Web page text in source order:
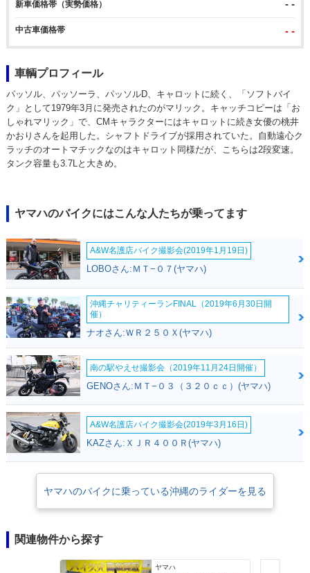
新車価格帯（実勢価格） - -
中古車価格帯 - -
車輌プロフィール
パッソル、パッソーラ、パッソルD、キャロットに続く、「ソフトバイ
ク」として1979年3月に発売されたのがマリック。キャッチコピーは「お
しゃれマリック」で、CMキャラクターにはキャロットに続き女優の桃井
かおりさんを起用した。シャフトドライブが採用されていた。自動遠心ク
ラッチのオートマチックなのはキャロット同様だが、こちらは2段変速。
タンク容量も3.7Lと大きめ。
ヤマハのバイクにはこんな人たちが乗ってます
A&W名護店バイク撮影会(2019年1月19日)
LOBOさん:ＭＴ−０７(ヤマハ)
沖縄チャリティーランFINAL（2019年6月30日開
催）
ナオさん:ＷＲ２５０Ｘ(ヤマハ)
南の駅やえせ撮影会（2019年11月24日開催）
GENOさん:ＭＴ−０３（３２０ｃｃ）(ヤマハ)
A&W名護店バイク撮影会(2019年3月16日)
KAZさん:ＸＪＲ４００Ｒ(ヤマハ)
ヤマハのバイクに乗っている沖縄のライダーを見る
関連物件から探す
ヤマハ